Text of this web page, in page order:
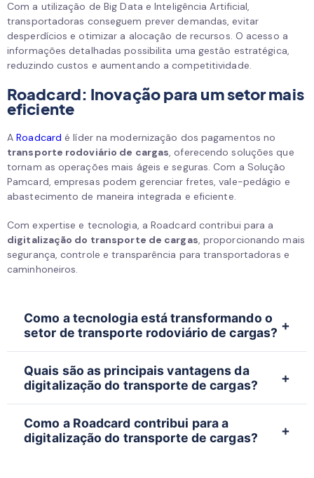
Com a utilização de Big Data e Inteligência Artificial,
transportadoras conseguem prever demandas, evitar
desperdícios e otimizar a alocação de recursos. O acesso a
informações detalhadas possibilita uma gestão estratégica,
reduzindo custos e aumentando a competitividade.
Roadcard: Inovação para um setor mais
eficiente
ARoadcard é líder na modernização dos pagamentos no
transporte rodoviário de cargas, oferecendo soluções que
tornam as operações mais ágeis e seguras. Com a Solução
Pamcard, empresas podem gerenciar fretes, vale-pedágio e
abastecimento de maneira integrada e eficiente.
Com expertise e tecnologia, a Roadcard contribui para a
digitalização do transporte de cargas, proporcionando mais
segurança, controle e transparência para transportadoras e
caminhoneiros.
Como a tecnologia está transformando o
setor de transporte rodoviário de cargas?
rotas, reduz custos operacionais e aumenta a
segurança com rastreamento e pagamentos
eletrônicos.
Quais são as principais vantagens da
digitalização do transporte de cargas?
burocracia, a agilidade nos processos e o controle
financeiro eficiente.
Como a Roadcard contribui para a
digitalização do transporte de cargas?